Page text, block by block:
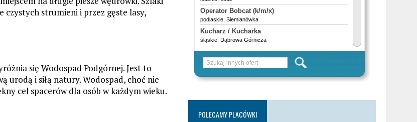
czystych strumieni i przez gęste lasy,
się Wodospad Podgórnej. Jest to
urodą i siłą natury. Wodospad, choć nie
cel spacerów dla osób w każdym wieku.
POLECAMY PLACÓWKI